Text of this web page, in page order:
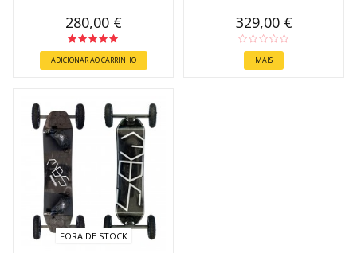
280,00 €
ADICIONAR AO CARRINHO
329,00 €
MAIS
FORA DE STOCK